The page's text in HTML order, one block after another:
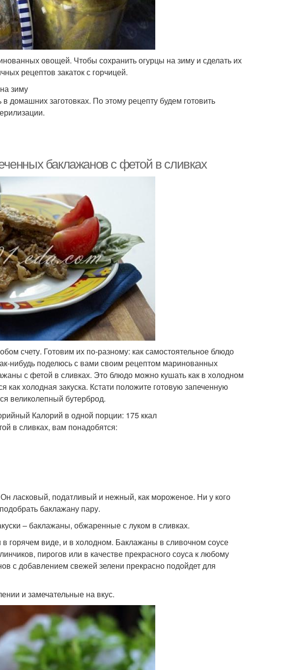
овощей. Чтобы сохранить огурцы на зиму и сделать их
рецептов закаток с горчицей.
зиму
домашних заготовках. По этому рецепту будем готовить
баклажанов с фетой в сливках
счету. Готовим их по-разному: как самостоятельное блюдо
нибудь поделюсь с вами своим рецептом маринованных
с фетой в сливках. Это блюдо можно кушать как в холодном
холодная закуска. Кстати положите готовую запеченную
великолепный бутерброд.
Калорий в одной порции: 175 ккал
в сливках, вам понадобятся:
ласковый, податливый и нежный, как мороженое. Ни у кого
баклажану пару.
– баклажаны, обжаренные с луком в сливках.
в горячем виде, и в холодном. Баклажаны в сливочном соусе
пирогов или в качестве прекрасного соуса к любому
с добавлением свежей зелени прекрасно подойдет для
и замечательные на вкус.